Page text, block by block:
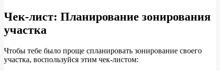
Чек-лист: Планирование зонирования
участка
Чтобы тебе было проще спланировать зонирование своего
участка, воспользуйся этим чек-листом: